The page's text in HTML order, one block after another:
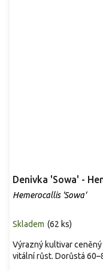
Denivka 'Sowa' -
Hemerocallis 'Sowa'
Skladem (62 ks)
Výrazný kultivar
vitální růst. Dorůstá